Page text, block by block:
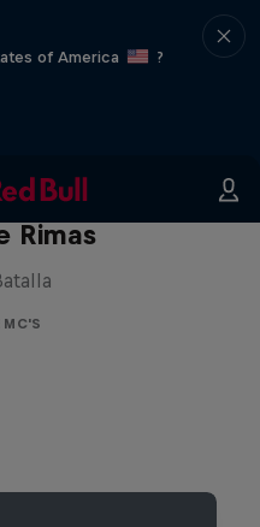
of America
?
Historia:
Rimas
MC'S